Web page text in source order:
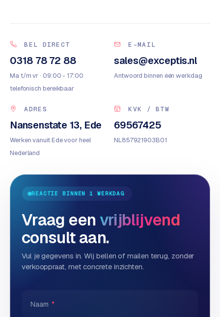
c
ONLINE
MARKETING
S
O
S
O
u
i
b
s
t
e
BEL DIRECT
0318 78 72 88
Ma t/m vr · 09:00 - 17:00
telefonisch bereikbaar
E-MAIL
sales@exceptis.nl
Antwoord binnen één werkdag
ADRES
Nansenstate 13, Ede
Werken vanuit Ede voor heel
Nederland
KVK / BTW
69567425
NL857921903B01
REACTIE BINNEN 1 WERKDAG
Vraag een vrijblijvend
consult aan.
Vul je gegevens in. Wij bellen of mailen terug, zonder
verkooppraat, met concrete inzichten.
Naam *